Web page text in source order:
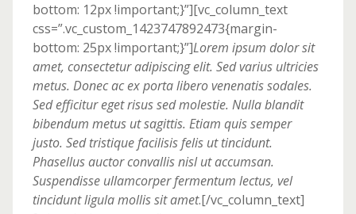
bottom: 12px !important;}”][vc_column_text
css=”.vc_custom_1423747892473{margin-
bottom: 25px !important;}”]Lorem ipsum dolor sit
amet, consectetur adipiscing elit. Sed varius ultricies
metus. Donec ac ex porta libero venenatis sodales.
Sed efficitur eget risus sed molestie. Nulla blandit
bibendum metus ut sagittis. Etiam quis semper
justo. Sed tristique facilisis felis ut tincidunt.
Phasellus auctor convallis nisl ut accumsan.
Suspendisse ullamcorper fermentum lectus, vel
tincidunt ligula mollis sit amet.[/vc_column_text]